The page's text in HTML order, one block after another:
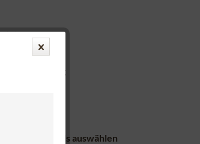
(0)
auf Rechnung
des Mini Dirndls auswählen